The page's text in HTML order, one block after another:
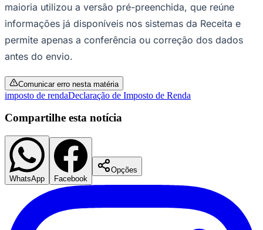
maioria utilizou a versão pré-preenchida, que reúne
informações já disponíveis nos sistemas da Receita e
permite apenas a conferência ou correção dos dados
antes do envio.
Comunicar erro nesta matéria
imposto de rendaDeclaração de Imposto de Renda
Compartilhe esta notícia
WhatsApp Facebook
Opções